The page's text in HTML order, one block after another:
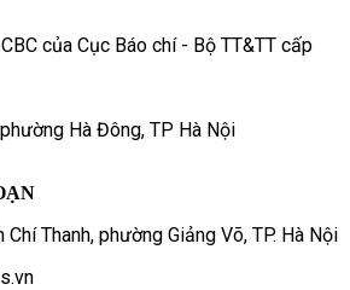
của Cục Báo chí - Bộ TT&TT cấp
Hà Đông, TP Hà Nội
Thanh, phường Giảng Võ, TP. Hà Nội